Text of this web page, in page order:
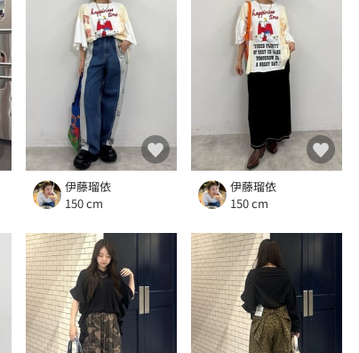
伊藤瑠依
150 cm
伊藤瑠依
150 cm